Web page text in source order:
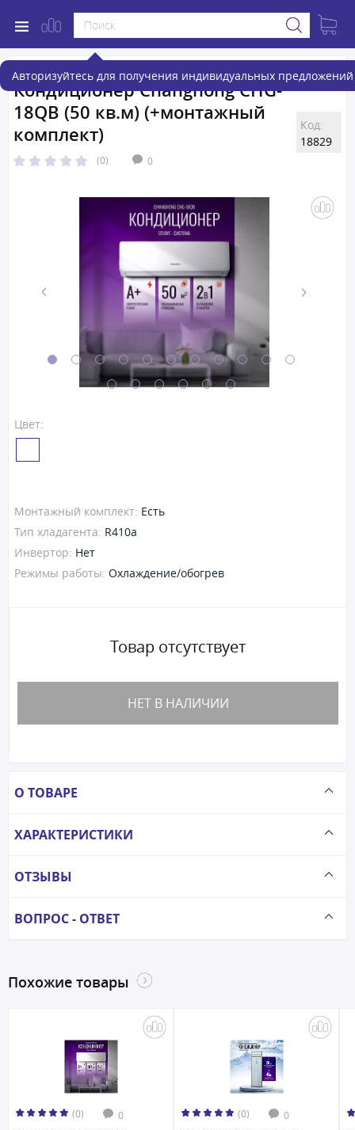
Авторизуйтесь для получения индивидуальных предложений
Кондиционер Changhong CHG-
18QB (50 кв.м) (+монтажный
комплект)
(0) 0
Код:
18829
Цвет:
Монтажный комплект: Есть
Тип хладагента: R410a
Инвертор: Нет
Режимы работы: Охлаждение/обогрев
Товар отсутствует
НЕТ В НАЛИЧИИ
О ТОВАРЕ
ХАРАКТЕРИСТИКИ
ОТЗЫВЫ
ВОПРОС - ОТВЕТ
Похожие товары
(0) 0 (0) 0